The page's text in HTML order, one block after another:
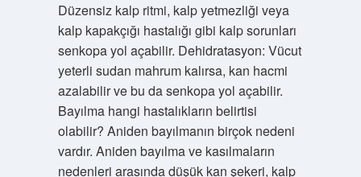
Düzensiz kalp ritmi, kalp yetmezliği veya
kalp kapakçığı hastalığı gibi kalp sorunları
senkopa yol açabilir. Dehidratasyon: Vücut
yeterli sudan mahrum kalırsa, kan hacmi
azalabilir ve bu da senkopa yol açabilir.
Bayılma hangi hastalıkların belirtisi
olabilir? Aniden bayılmanın birçok nedeni
vardır. Aniden bayılma ve kasılmaların
nedenleri arasında düşük kan şekeri, kalp